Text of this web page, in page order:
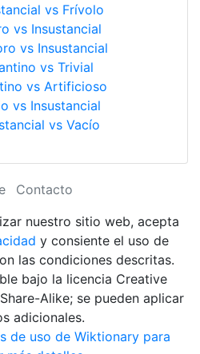
vs Frívolo
vs Insustancial
vs Insustancial
vs Trivial
vs Artificioso
vs Insustancial
vs Vacío
Contacto
nuestro sitio web, acepta
y consiente el uso de
las condiciones descritas.
bajo la licencia Creative
Alike; se pueden aplicar
adicionales.
de uso de Wiktionary para